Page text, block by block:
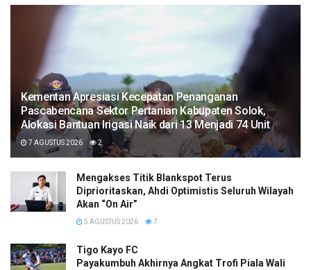
Kementan Apresiasi Kecepatan Penanganan
Pascabencana Sektor Pertanian Kabupaten Solok,
Alokasi Bantuan Irigasi Naik dari 13 Menjadi 74 Unit
7 AGUSTUS 2026 2
Mengakses Titik Blankspot Terus
Diprioritaskan, Ahdi Optimistis Seluruh Wilayah
Akan “On Air”
5 AGUSTUS 2026 7
Tigo Kayo FC
Payakumbuh Akhirnya Angkat Trofi Piala Wali